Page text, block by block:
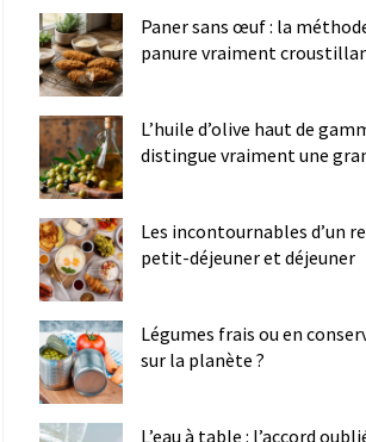
Paner sans œuf : la
panure vraiment
L’huile d’olive haut de
distingue vraiment une
Les incontournables d’un
petit-déjeuner et déjeuner
Légumes frais ou en
sur la planète ?
L’eau à table : l’accord